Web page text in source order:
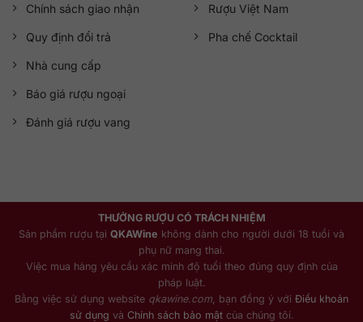
Chính sách giao nhận
Quy định đổi trả
Nhà cung cấp
Báo giá rượu ngoại
Đánh giá rượu vang
Rượu Việt Nam
Pha chế Cocktail
THƯỞNG RƯỢU CÓ TRÁCH NHIỆM
Sản phẩm rượu tại QKAWine không dành cho người dưới 18 tuổi và
phụ nữ mang thai.
Việc mua hàng yêu cầu xác minh độ tuổi theo đúng quy định của
pháp luật.
Bằng việc sử dụng website qkawine.com, bạn đồng ý với Điều khoản
sử dụng và Chính sách bảo mậtcủa chúng tôi.